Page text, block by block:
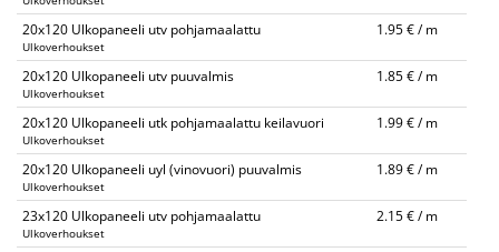
20x120 Ulkopaneeli utv pohjamaalattu
Ulkoverhoukset
1.95 € / m
20x120 Ulkopaneeli utv puuvalmis
Ulkoverhoukset
1.85 € / m
20x120 Ulkopaneeli utk pohjamaalattu keilavuori
Ulkoverhoukset
1.99 € / m
20x120 Ulkopaneeli uyl (vinovuori) puuvalmis
Ulkoverhoukset
1.89 € / m
23x120 Ulkopaneeli utv pohjamaalattu
Ulkoverhoukset
2.15 € / m